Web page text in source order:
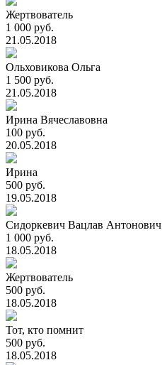
Жертвователь
1 000 руб.
21.05.2018
Ольховикова Ольга
1 500 руб.
21.05.2018
Ирина Вячеславовна
100 руб.
20.05.2018
Ирина
500 руб.
19.05.2018
Сидоркевич Вацлав Антонович
1 000 руб.
18.05.2018
Жертвователь
500 руб.
18.05.2018
Тот, кто помнит
500 руб.
18.05.2018